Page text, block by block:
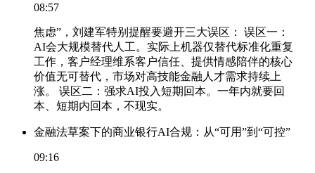
08:57
焦虑”，刘建军特别提醒要避开三大误区： 误区一：
AI会大规模替代人工。实际上机器仅替代标准化重复
工作，客户经理维系客户信任、提供情感陪伴的核心
价值无可替代，市场对高技能金融人才需求持续上
涨。 误区二：强求AI投入短期回本。一年内就要回
本、短期内回本，不现实。
金融法草案下的商业银行AI合规：从“可用”到“可控”
09:16